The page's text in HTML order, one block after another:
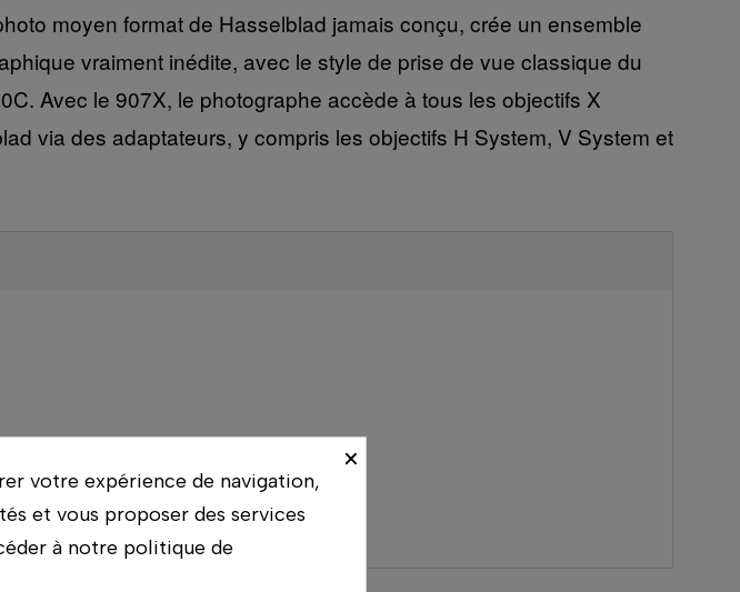
moyen format de Hasselblad jamais conçu, crée un ensemble
vraiment inédite, avec le style de prise de vue classique du
Avec le 907X, le photographe accède à tous les objectifs X
via des adaptateurs, y compris les objectifs H System, V System et
×
votre expérience de navigation,
et vous proposer des services
à notre politique de